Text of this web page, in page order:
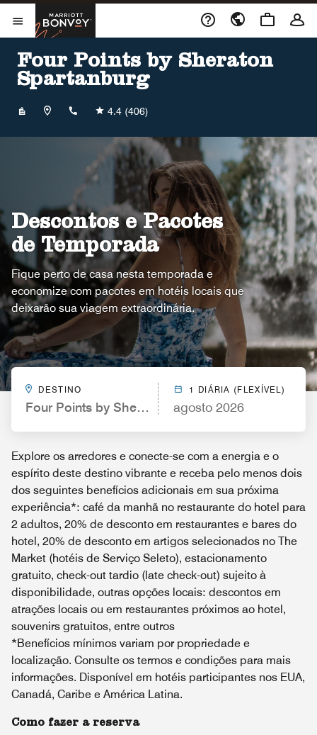
Skip to Content
Abrir menu
Marriott Bonvoy
Four Points by Sheraton
Spartanburg
+18647074700
4.4 (406)
Descontos e Pacotes
de Temporada
Fique perto de casa nesta temporada e
economize com pacotes em hotéis locais que
deixarão sua viagem extraordinária.
DESTINO
Four Points by Sheraton Spartanburg
1 DIÁRIA (FLEXÍVEL)
agosto 2026
Explore os arredores e conecte-se com a energia e o
espírito deste destino vibrante e receba pelo menos dois
dos seguintes benefícios adicionais em sua próxima
experiência*: café da manhã no restaurante do hotel para
2 adultos, 20% de desconto em restaurantes e bares do
hotel, 20% de desconto em artigos selecionados no The
Market (hotéis de Serviço Seleto), estacionamento
gratuito, check-out tardio (late check-out) sujeito à
disponibilidade, outras opções locais: descontos em
atrações locais ou em restaurantes próximos ao hotel,
souvenirs gratuitos, entre outros
*Benefícios mínimos variam por propriedade e
localização. Consulte os termos e condições para mais
informações. Disponível em hotéis participantes nos EUA,
Canadá, Caribe e América Latina.
Como fazer a reserva